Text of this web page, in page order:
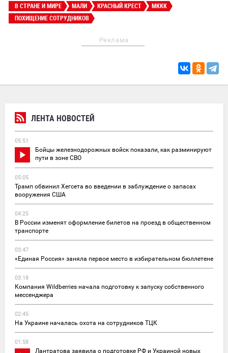
ЛЕНТА НОВОСТЕЙ
05:51
Бойцы железнодорожных войск показали, как разминируют
пути в зоне СВО
05:05
Трамп обвинил Хегсета во введении в заблуждение о запасах
вооружения США
04:25
В России изменят оформление билетов на проезд в общественном
транспорте
03:47
«Единая Россия» заняла первое место в избирательном бюллетене
03:18
Компания Wildberries начала подготовку к запуску собственного
мессенджера
02:45
На Украине началась охота на сотрудников ТЦК
01:58
Лантратова заявила о подготовке РФ и Украиной новых
В СТРАНЕ И МИРЕ МАЛИ КРАСНЫЙ КРЕСТ
МККК
ПОХИЩЕНИЕ СОТРУДНИКОВ
Реклама